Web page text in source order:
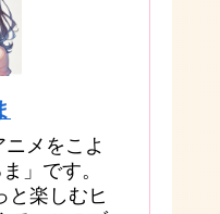
メをこよ
」です。
と楽しむヒ